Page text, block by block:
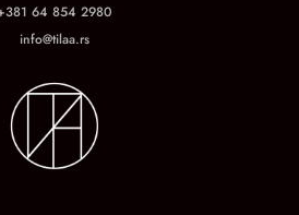
64 854 2980
info@tilaa.rs